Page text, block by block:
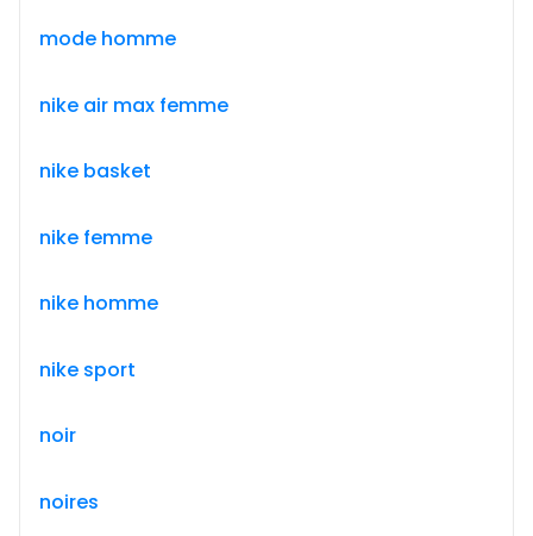
mode homme
nike air max femme
nike basket
nike femme
nike homme
nike sport
noir
noires